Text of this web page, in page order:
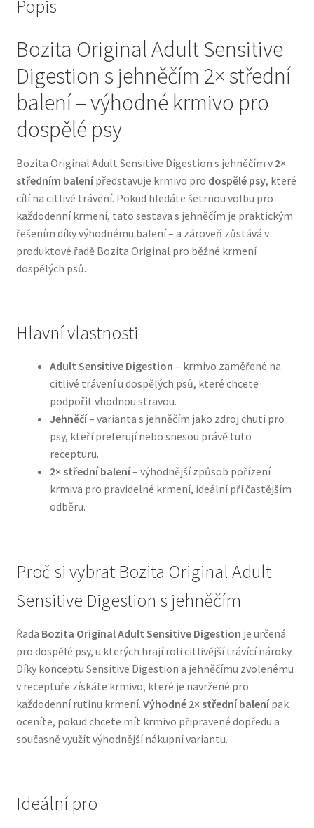
Brit pro psy
Granule pro psy
Natural Trainer pro psy — Italské krmivo s
přírodními složkami
Happy Dog — Německá kvalita a přirozené složení
Hill’s pro psy
Hračky pro psy
Oblečky pro psy
Pamlsky pro psy
Pelíšky pro psy
Ortopedické pelíšky
Purizon pro psy — Vysoký obsah masa, bez obilovin
Royal Canin pro psy
Veterinární dieta pro psy
Vodítka a obojky
Wolf of Wilderness
Popis
Bozita Original Adult Sensitive
Digestion s jehněčím 2× střední
balení – výhodné krmivo pro
dospělé psy
Bozita Original Adult Sensitive Digestion s jehněčím v 2×
středním balenípředstavuje krmivo pro dospělé psy, které
cílí na citlivé trávení. Pokud hledáte šetrnou volbu pro
každodenní krmení, tato sestava s jehněčím je praktickým
řešením díky výhodnému balení – a zároveň zůstává v
produktové řadě Bozita Original pro běžné krmení
dospělých psů.
Hlavní vlastnosti
Adult Sensitive Digestion – krmivo zaměřené na
citlivé trávení u dospělých psů, které chcete
podpořit vhodnou stravou.
Jehněčí– varianta s jehněčím jako zdroj chuti pro
psy, kteří preferují nebo snesou právě tuto
recepturu.
2× střední balení– výhodnější způsob pořízení
krmiva pro pravidelné krmení, ideální při častějším
odběru.
Proč si vybrat Bozita Original Adult
Sensitive Digestion s jehněčím
Řada Bozita Original Adult Sensitive Digestion je určená
pro dospělé psy, u kterých hrají roli citlivější trávící nároky.
Díky konceptu Sensitive Digestion a jehněčímu zvolenému
v receptuře získáte krmivo, které je navržené pro
každodenní rutinu krmení. Výhodné 2× střední balenípak
oceníte, pokud chcete mít krmivo připravené dopředu a
současně využít výhodnější nákupní variantu.
Ideální pro